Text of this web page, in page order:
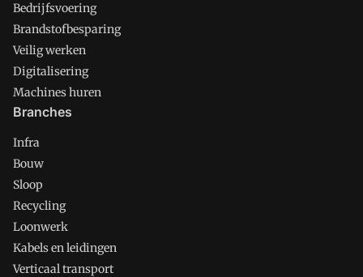
Bedrijfsvoering
Brandstofbesparing
Veilig werken
Digitalisering
Machines huren
Branches
Infra
Bouw
Sloop
Recycling
Loonwerk
Kabels en leidingen
Verticaal transport